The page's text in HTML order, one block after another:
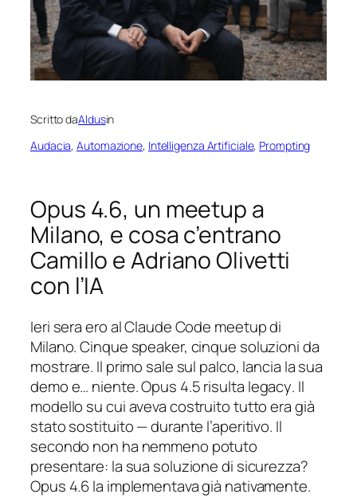
Scritto daAldusin
Audacia, Automazione, Intelligenza Artificiale, Prompting
Opus 4.6, un meetup a
Milano, e cosa c’entrano
Camillo e Adriano Olivetti
con l’IA
Ieri sera ero al Claude Code meetup di
Milano. Cinque speaker, cinque soluzioni da
mostrare. Il primo sale sul palco, lancia la sua
demo e… niente. Opus 4.5 risulta legacy. Il
modello su cui aveva costruito tutto era già
stato sostituito — durante l’aperitivo. Il
secondo non ha nemmeno potuto
presentare: la sua soluzione di sicurezza?
Opus 4.6 la implementava già nativamente.